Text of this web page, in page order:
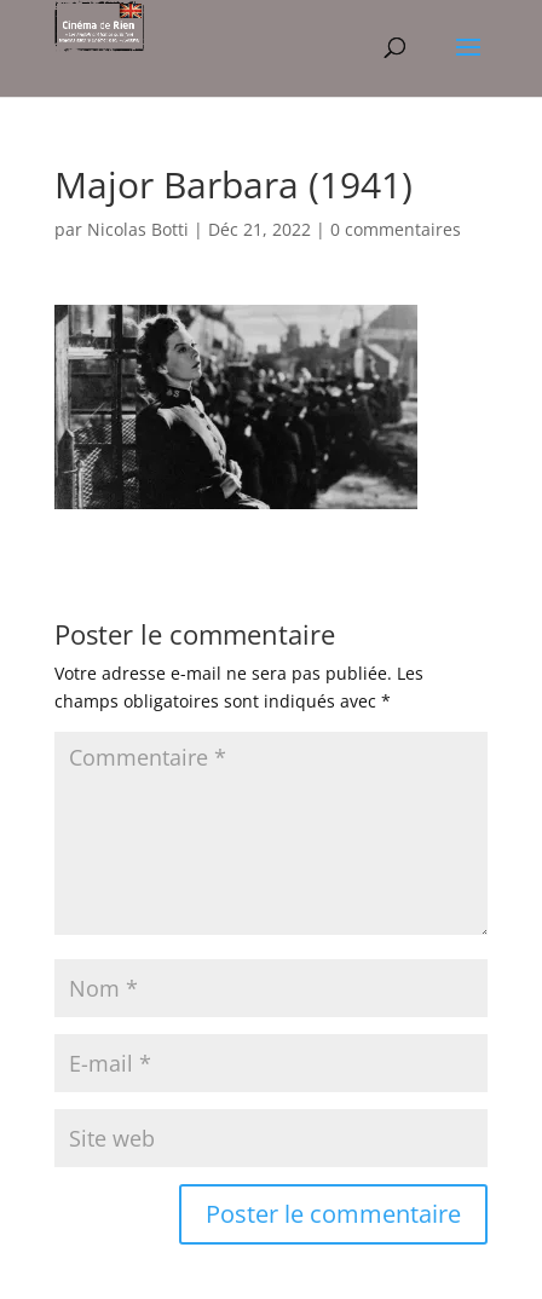
Major Barbara (1941)
par Nicolas Botti | Déc 21, 2022| 0 commentaires
Poster le commentaire
Votre adresse e-mail ne sera pas publiée. Les
champs obligatoires sont indiqués avec *